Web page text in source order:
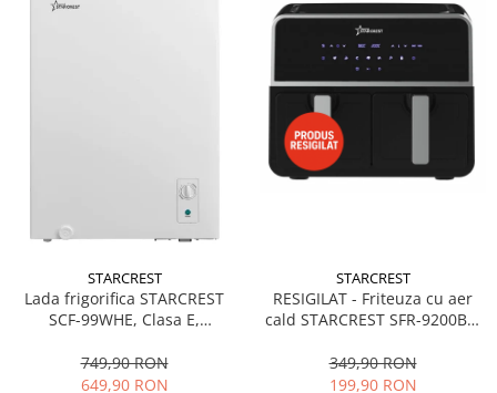
STARCREST
Lada frigorifica STARCREST
SCF-99WHE, Clasa E,
convertibil - functie frigider,
Termostat reglabil, Alb
749,90 RON
649,90 RON
STARCREST
RESIGILAT - Friteuza cu aer
cald STARCREST SFR-9200BK,
Termostat 80 - 200 °C, 8
programe predefinite, Negru
349,90 RON
199,90 RON